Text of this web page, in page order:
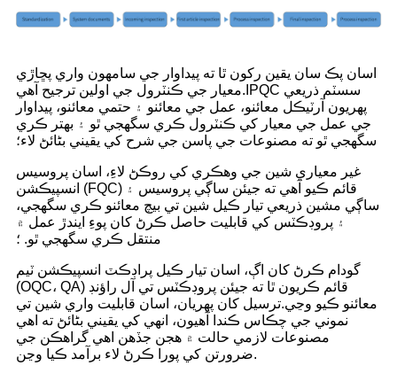
اسان پڪ سان يقين رکون ٿا ته پيداوار جي سامهون واري پڇاڙي
معيار جي ڪنٽرول جي اولين ترجيح آهي.IPQC سسٽم ذريعي
پهريون آرٽيڪل معائنو، عمل جي معائنو ۽ حتمي معائنو، پيداوار
جي عمل جي معيار کي ڪنٽرول ڪري سگهجي ٿو ۽ بهتر ڪري
سگهجي ٿو ته مصنوعات جي پاسن جي شرح کي يقيني بڻائڻ لاء؛
غير معياري شين جي وهڪري کي روڪڻ لاءِ، اسان پروسيس
انسپيڪشن (FQC) قائم ڪيو آهي ته جيئن ساڳي پروسيس ۽
ساڳي مشين ذريعي تيار ڪيل شين تي بيچ معائنو ڪري سگهجي،
۽ پروڊڪٽس کي قابليت حاصل ڪرڻ کان پوءِ ايندڙ عمل ۾
منتقل ڪري سگهجي ٿو. ؛
گودام ڪرڻ کان اڳ، اسان تيار ڪيل پراڊڪٽ انسپيڪشن ٽيم
(OQC، QA) قائم ڪريون ٿا ته جيئن پروڊڪٽس تي آل راؤنڊ
معائنو ڪيو وڃي.ترسيل کان پهريان، اسان قابليت واري شين تي
نموني جي چڪاس ڪندا آهيون، انهي کي يقيني بڻائڻ ته اهي
مصنوعات لازمي حالت ۾ هجن جڏهن اهي گراهڪن جي
ضرورتن کي پورا ڪرڻ لاء برآمد ڪيا وڃن.